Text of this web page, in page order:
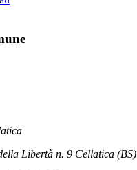
Libertà n. 9 Cellatica (BS)